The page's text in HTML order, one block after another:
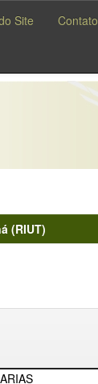
Site Contato
(RIUT)